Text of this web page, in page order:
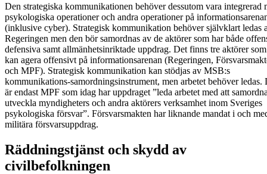
Den strategiska kommunikationen behöver dessutom vara integrerad
psykologiska operationer och andra operationer på
(inklusive cyber). Strategisk kommunikation behöver självklart ledas
Regeringen men den bör samordnas av de aktörer som har både
defensiva samt allmänhetsinriktade uppdrag. Det finns tre aktörer
kan agera offensivt på informationsarenan (Regeringen,
och MPF). Strategisk kommunikation kan stödjas av MSB:s
kommunikations-samordningsinstrument, men arbetet behöver ledas.
är endast MPF som idag har uppdraget ”leda arbetet med att
utveckla myndigheters och andra aktörers verksamhet inom Sveriges
psykologiska försvar”. Försvarsmakten har liknande mandat i och
militära försvarsuppdrag.
Räddningstjänst och skydd av
civilbefolkningen